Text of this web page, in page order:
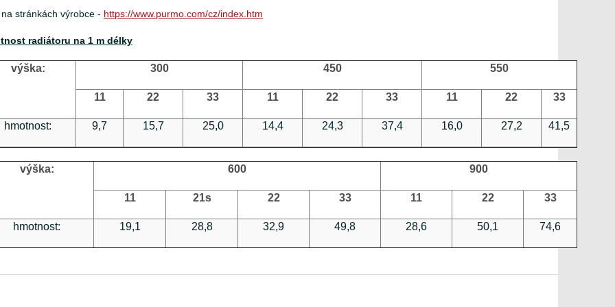
stránkách výrobce - https://www.purmo.com/cz/index.htm
radiátoru na 1 m délky
výška: 300 450 550
11 22 33 11 22 33 11 22 33
hmotnost: 9,7 15,7 25,0 14,4 24,3 37,4 16,0 27,2 41,5
výška: 600 900
11 21s 22 33 11 22 33
hmotnost: 19,1 28,8 32,9 49,8 28,6 50,1 74,6